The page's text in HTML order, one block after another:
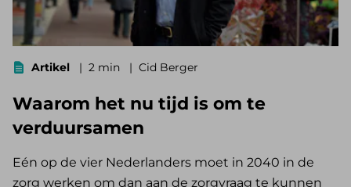
Artikel 2 min Cid Berger
Waarom het nu tijd is om te
verduursamen
Eén op de vier Nederlanders moet in 2040 in de
zorg werken om dan aan de zorgvraag te kunnen